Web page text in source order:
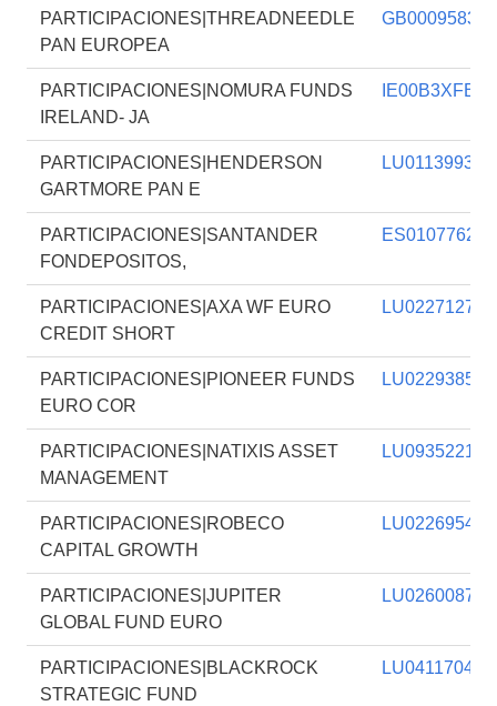
PARTICIPACIONES|THREADNEEDLE
PAN EUROPEA
PARTICIPACIONES|NOMURA FUNDS
IRELAND- JA
PARTICIPACIONES|HENDERSON
GARTMORE PAN E
PARTICIPACIONES|SANTANDER
FONDEPOSITOS,
PARTICIPACIONES|AXA WF EURO
CREDIT SHORT
PARTICIPACIONES|PIONEER FUNDS
EURO COR
PARTICIPACIONES|NATIXIS ASSET
MANAGEMENT
PARTICIPACIONES|ROBECO
CAPITAL GROWTH
PARTICIPACIONES|JUPITER
GLOBAL FUND EURO
PARTICIPACIONES|BLACKROCK
STRATEGIC FUND